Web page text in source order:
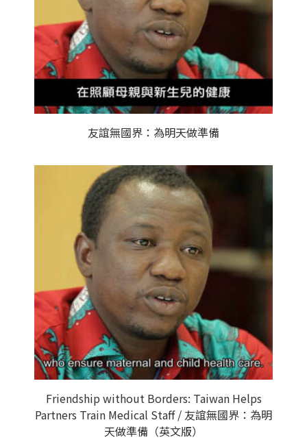
友誼無國界：為明天做準備
Friendship without Borders: Taiwan Helps
Partners Train Medical Staff / 友誼無國界：為明
天做準備（英文版）